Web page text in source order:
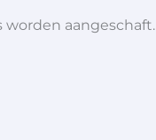
worden aangeschaft.